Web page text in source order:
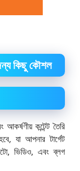
জন্য কিছু কৌশল
কন্টেন্ট তৈরি
যা আপনার টার্গেট
ভিডিও, এবং ব্লগ